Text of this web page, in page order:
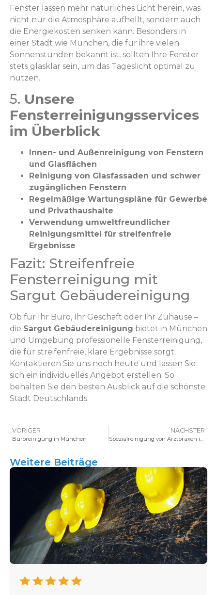
Fenster lassen mehr natürliches Licht herein, was
nicht nur die Atmosphäre aufhellt, sondern auch
die Energiekosten senken kann. Besonders in
einer Stadt wie München, die für ihre vielen
Sonnenstunden bekannt ist, sollten Ihre Fenster
stets glasklar sein, um das Tageslicht optimal zu
nutzen.
5. Unsere
Fensterreinigungsservices
im Überblick
Innen- und Außenreinigung von Fenstern
und Glasflächen
Reinigung von Glasfassaden und schwer
zugänglichen Fenstern
Regelmäßige Wartungspläne für Gewerbe
und Privathaushalte
Verwendung umweltfreundlicher
Reinigungsmittel für streifenfreie
Ergebnisse
Fazit: Streifenfreie
Fensterreinigung mit
Sargut Gebäudereinigung
Ob für Ihr Büro, Ihr Geschäft oder Ihr Zuhause –
die Sargut Gebäudereinigung bietet in München
und Umgebung professionelle Fensterreinigung,
die für streifenfreie, klare Ergebnisse sorgt.
Kontaktieren Sie uns noch heute und lassen Sie
sich ein individuelles Angebot erstellen. So
behalten Sie den besten Ausblick auf die schönste
Stadt Deutschlands.
VORIGER
Büroreinigung in München
NÄCHSTER
Spezialreinigung von Arztpraxen in München
Weitere Beiträge